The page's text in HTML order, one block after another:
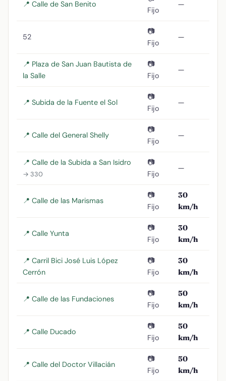
📍 Calle de San Benito
Fijo
—
52
📷
Fijo
—
📍 Plaza de San Juan Bautista de
la Salle
📷
Fijo
—
📍 Subida de la Fuente el Sol
📷
Fijo
—
📍 Calle del General Shelly
📷
Fijo
—
📍 Calle de la Subida a San Isidro
→ 330
📷
Fijo
—
📍 Calle de las Marismas
📷
Fijo
30
km/h
📍 Calle Yunta
📷
Fijo
30
km/h
📍 Carril Bici José Luis López
Cerrón
📷
Fijo
30
km/h
📍 Calle de las Fundaciones
📷
Fijo
50
km/h
📍 Calle Ducado
📷
Fijo
50
km/h
📍 Calle del Doctor Villacián
📷
Fijo
50
km/h